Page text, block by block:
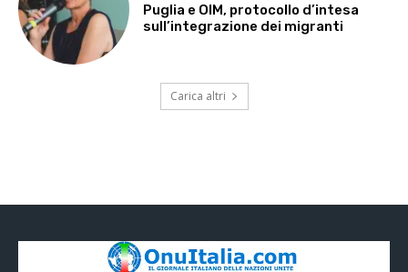
Puglia e OIM, protocollo d’intesa
sull’integrazione dei migranti
Carica altri